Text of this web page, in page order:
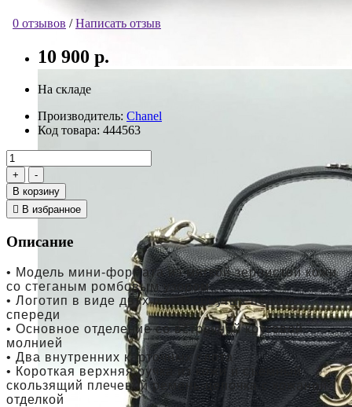
0 отзывов /Написать отзыв
10 900 р.
На складе
Производитель: Chanel
Код товара: 444563
В корзину
В избранное
Описание
• Модель мини-формата из мягкой зернистой кожи
со стеганым ромбовым узором
• Логотип в виде двух перевернутых подков
спереди
• Основное отделение со встречной круговой
молнией
• Два внутренних карточных слота
• Короткая верхняя ручка из кожи и съемный
cкользящий плечевой ремень-цепочка с кожаной
отделкой